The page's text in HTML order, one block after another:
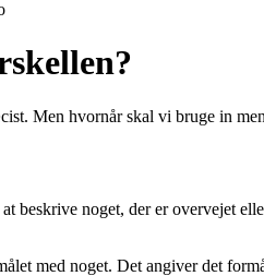
Men hvornår skal vi bruge in
beskrive noget, der er overvejet
med noget. Det angiver det